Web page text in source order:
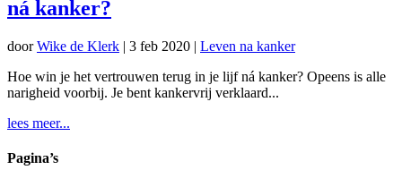
ná kanker?
doorWike de Klerk | 3 feb 2020 | Leven na kanker
Hoe win je het vertrouwen terug in je lijf ná kanker? Opeens is alle
narigheid voorbij. Je bent kankervrij verklaard...
lees meer...
Pagina’s